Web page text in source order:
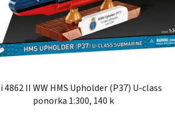
4862 II WW HMS Upholder (P37) U-class
ponorka 1:300, 140 k